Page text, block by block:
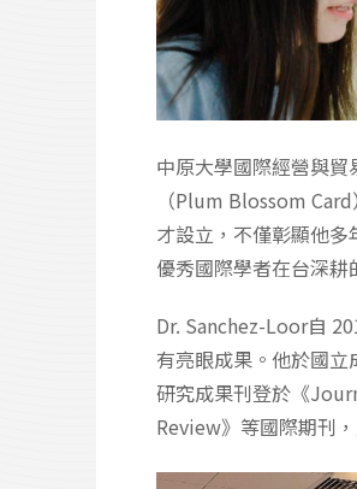
中原大學國際經營與貿
（Plum Blossom
才設立，不僅彰顯他
優秀國際學者在台深耕
Dr. Sanchez-Loor自
有亮眼成果。他於國
研究成果刊登於《
Review》等國際期刊